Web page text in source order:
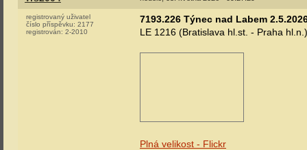
registrovaný uživatel
číslo příspěvku: 2177
registrován: 2-2010
7193.226 Týnec nad Labem
LE 1216 (Bratislava hl.st. - Praha hl.n.)
Plná velikost - Flickr